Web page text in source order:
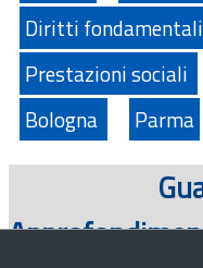
Diritti fondamentali
Prestazioni sociali
Bologna
Parma